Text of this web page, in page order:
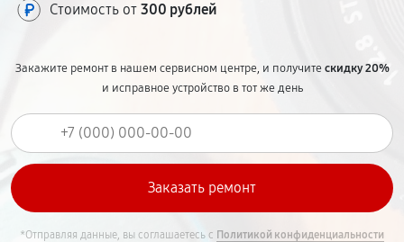
Стоимость от 300 рублей
Закажите ремонт в нашем сервисном центре, и получитескидку 20%
и исправное устройство в тот же день
*Отправляя данные, вы соглашаетесь с Политикой конфиденциальности